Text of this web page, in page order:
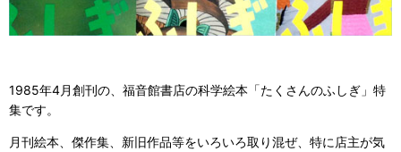
1985年4月創刊の、福音館書店の科学絵本「たくさんのふしぎ」特
集です。
月刊絵本、傑作集、新旧作品等をいろいろ取り混ぜ、特に店主が気